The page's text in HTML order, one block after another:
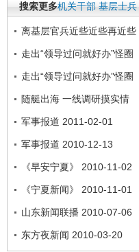
搜索更多机关干部 基层士兵
离基层官兵近些近些再近些
走出“领导过问就好办”怪圈
走出“领导过问就好办”怪圈
随艇出海 一线调研摸实情
军事报道 2011-02-01
军事报道 2010-12-13
《早安宁夏》 2010-11-02
《宁夏新闻》 2010-11-01
山东新闻联播 2010-07-06
东方夜新闻 2010-03-20